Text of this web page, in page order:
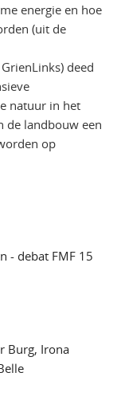
energie en hoe
(uit de
deed
natuur in het
de landbouw een
op